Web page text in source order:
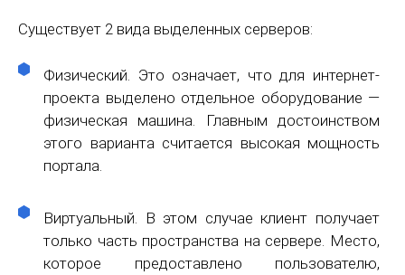
Существует 2 вида выделенных серверов:
Физический. Это означает, что для интернет-
проекта выделено отдельное оборудование —
физическая машина. Главным достоинством
этого варианта считается высокая мощность
портала.
Виртуальный. В этом случае клиент получает
только часть пространства на сервере. Место,
которое предоставлено пользователю,